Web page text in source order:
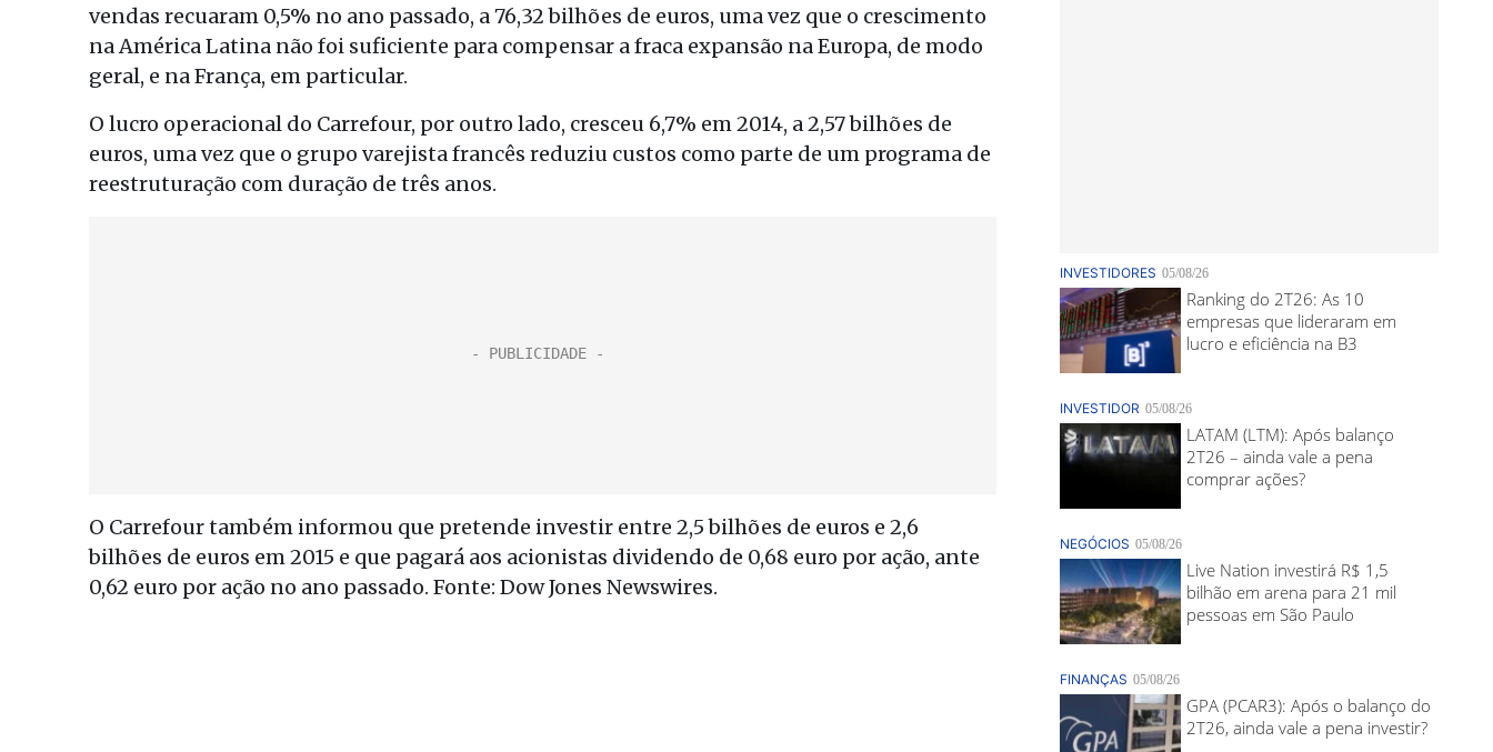
vendas recuaram 0,5% no ano passado, a 76,32 bilhões de euros, uma vez que o crescimento
na América Latina não foi suficiente para compensar a fraca expansão na Europa, de modo
geral, e na França, em particular.
O lucro operacional do Carrefour, por outro lado, cresceu 6,7% em 2014, a 2,57 bilhões de
euros, uma vez que o grupo varejista francês reduziu custos como parte de um programa de
reestruturação com duração de três anos.
O Carrefour também informou que pretende investir entre 2,5 bilhões de euros e 2,6
bilhões de euros em 2015 e que pagará aos acionistas dividendo de 0,68 euro por ação, ante
0,62 euro por ação no ano passado. Fonte: Dow Jones Newswires.